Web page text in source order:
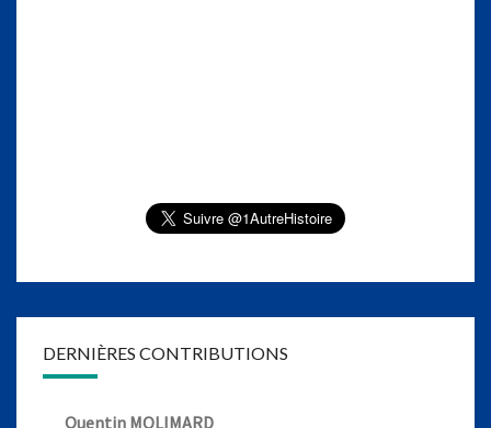
DERNIÈRES CONTRIBUTIONS
Quentin MOLIMARD